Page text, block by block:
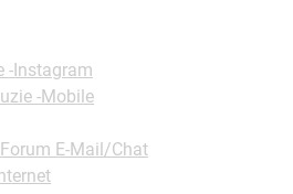
-Instagram
-Mobile
Forum E-Mail/Chat